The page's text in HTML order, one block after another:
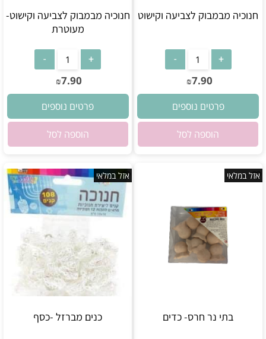
חנוכיה מבמבוק לצביעה וקישוט
₪7.90
פרטים נוספים
הוספה לסל
חנוכיה מבמבוק לצביעה וקישוט-
מעוטרת
₪7.90
פרטים נוספים
הוספה לסל
אזל במלאי
בתי נר חרס- כדים
אזל במלאי
כנים מברזל -כסף